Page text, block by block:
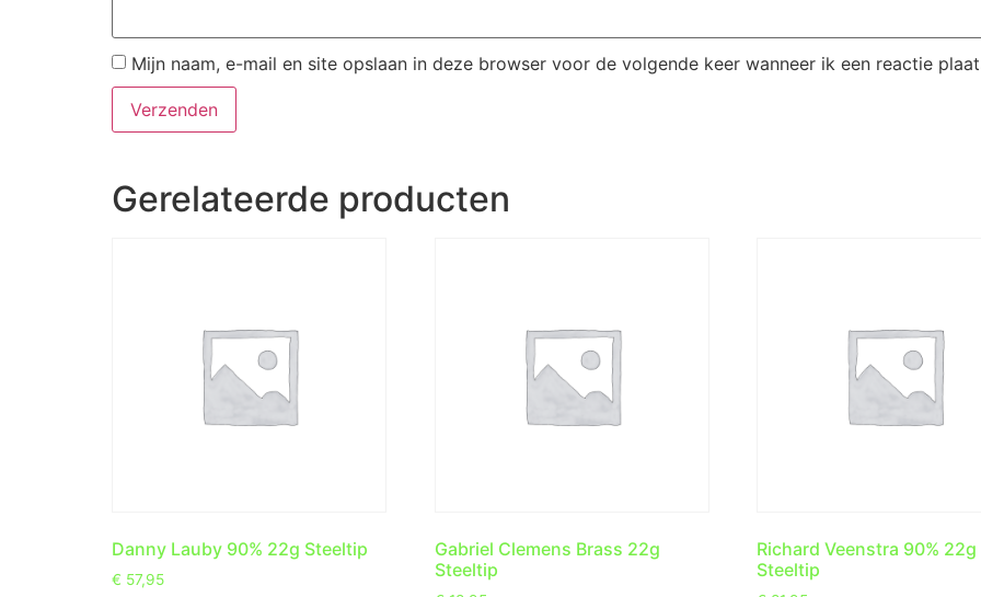
Mijn naam, e-mail en site opslaan in deze browser voor de volgende keer wanneer ik een reactie
Gerelateerde producten
Danny Lauby 90% 22g Steeltip
€ 57,95
Gabriel Clemens Brass 22g
Steeltip
Richard Veenstra 90% 22g
Steeltip